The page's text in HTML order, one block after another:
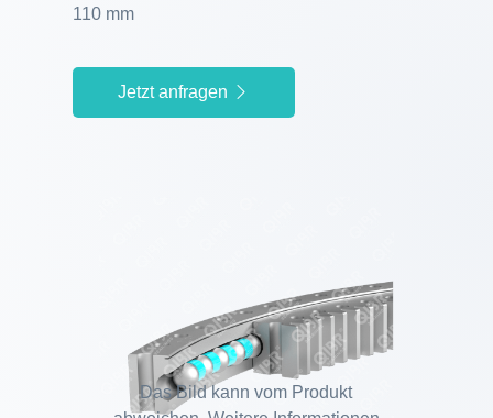
110 mm
Jetzt anfragen
Das Bild kann vom Produkt